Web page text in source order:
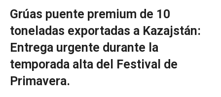
Grúas puente premium de 10
toneladas exportadas a Kazajstán:
Entrega urgente durante la
temporada alta del Festival de
Primavera.
Kiswahili
Dansk
Norsk
O‘zbekcha